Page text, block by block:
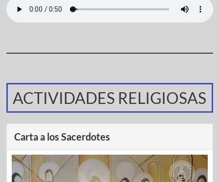
ACTIVIDADES RELIGIOSAS
Carta a los Sacerdotes